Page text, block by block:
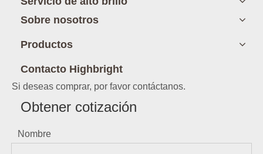
Sobre nosotros
Productos
Contacto Highbright
Si deseas comprar, por favor contáctanos.
Obtener cotización
Nombre